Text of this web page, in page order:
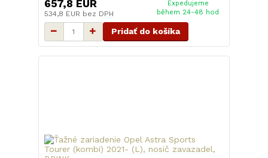
657,8 EUR
534,8 EUR bez DPH
Expedujeme
během 24-48 hod
Pridať do košíka